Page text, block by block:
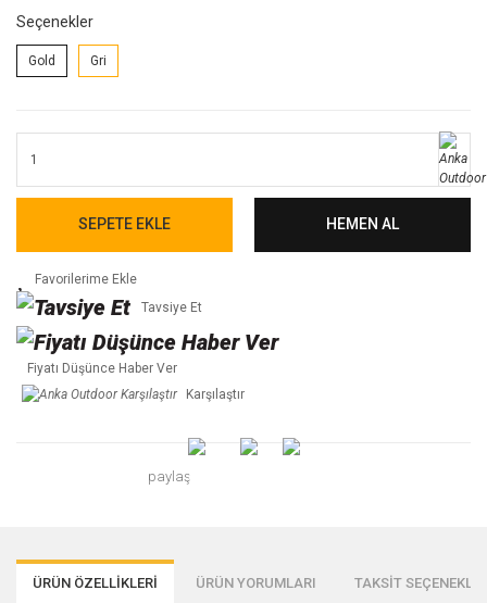
Seçenekler
Gold Gri
SEPETE EKLE HEMEN AL
Tavsiye Et
Fiyatı Düşünce Haber Ver
Karşılaştır
paylaş
ÜRÜN ÖZELLİKLERİ ÜRÜN YORUMLARI TAKSİT